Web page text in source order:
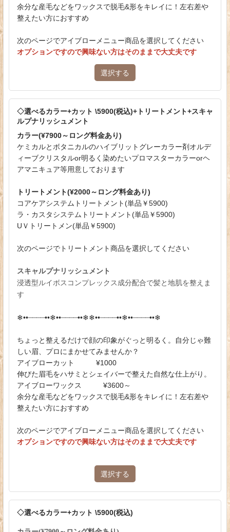
余分な産毛などをワックスで脱毛&形をキレイに！左右差や
整えたい方におすすめ
次のページでアイブローメニュー商品を選択してください
オプションですので興味ない方はそのままで大丈夫です
選択する
◇選べるカラー+カット \5900(税込)+トリートメント+スキャ
ルプナリッシュメント
カラー(¥7900～ロング料金あり)
ケミカルとボタニカルのハイブリットグレーカラー剤オルデ
ィーブクリスタルor明るく染めたいプロマスターカラーorヘ
アマニキュア等用意しております
トリートメント(¥2000～ロング料金あり)
コアケアシステムトリートメント(単品￥5900)
ラ・カスタシステムトリートメント(単品￥5900)
UＶトリートメン(単品￥5900)
次のページでトリートメント商品を選択してください
スキャルプナリッシュメント
浸透型ルイボスコンプレックス成分配合で髪と地肌を整えま
す
❄︎••┈┈┈┈••❄︎••┈┈┈┈••❄︎❄︎••┈┈┈┈••❄︎••┈┈┈┈••❄︎
ちょっと整えるだけで顔の印象がぐっと明るく。自分じゃ難
しい眉、プロにまかせてみませんか？
アイブローカット ¥1000
伸びた眉毛をハサミとシェイバーで整えた自然な仕上がり。
アイブローワックス ¥3600～
余分な産毛などをワックスで脱毛&形をキレイに！左右差や
整えたい方におすすめ
次のページでアイブローメニュー商品を選択してください
オプションですので興味ない方はそのままで大丈夫です
選択する
◇選べるカラー+カット \5900(税込)